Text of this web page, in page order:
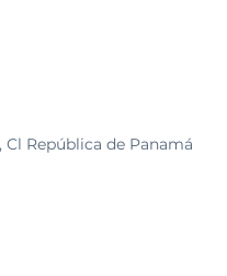
Cl República de Panamá